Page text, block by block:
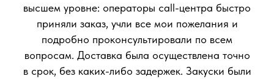
высшем уровне: операторы call-центра быстро
приняли заказ, учли все мои пожелания и
подробно проконсультировали по всем
вопросам. Доставка была осуществлена точно
в срок, без каких-либо задержек. Закуски были